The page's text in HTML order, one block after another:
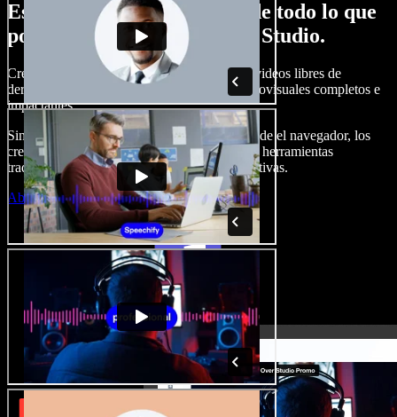
Esto es solo una probadita de todo lo que
podrás hacer con Speechify Studio.
Crea locuciones, agrega imágenes, audios y videos libres de
derechos, clona tu voz y arma proyectos audiovisuales completos e
impactantes.
Sin curva de aprendizaje y todo accesible desde el navegador, los
creadores de contenido pueden dejar atrás las herramientas
tradicionales y dar vida a todas sus ideas creativas.
Abrir Studio